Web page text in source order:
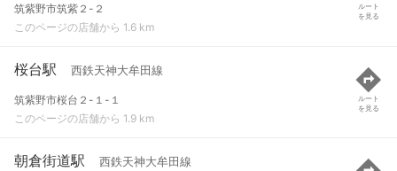
筑紫野市筑紫２-２
このページの店舗から 1.6 km
ルート
を見る
桜台駅 西鉄天神大牟田線
筑紫野市桜台２-１-１
このページの店舗から 1.9 km
ルート
を見る
朝倉街道駅 西鉄天神大牟田線